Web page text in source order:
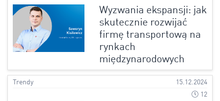
Wyzwania ekspansji: jak
skutecznie rozwijać
firmę transportową na
rynkach
międzynarodowych
Trendy
15.12.2024
12